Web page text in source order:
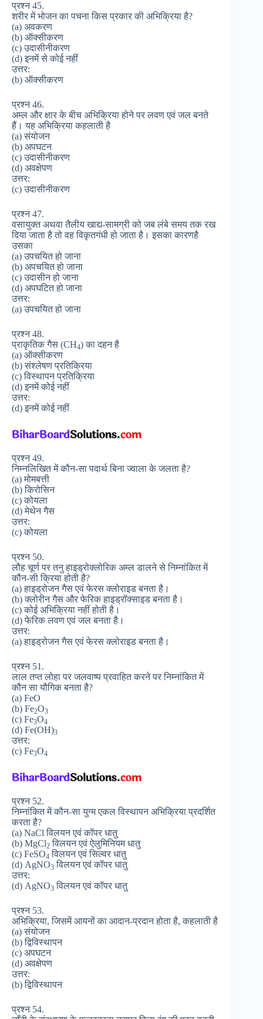
प्रश्न 45.
शरीर में भोजन का पचना किस प्रकार की अभिक्रिया है?
(a) अवकरण
(b) ऑक्सीकरण
(c) उदासीनीकरण
(d) इनमें से कोई नहीं
उत्तर:
(b) ऑक्सीकरण
प्रश्न 46.
अम्ल और क्षार के बीच अभिक्रिया होने पर लवण एवं जल बनते
हैं। यह अभिक्रिया कहलाती है
(a) संयोजन
(b) अपघटन
(c) उदासीनीकरण
(d) अवक्षेपण
उत्तर:
(c) उदासीनीकरण
प्रश्न 47.
वसायुक्त अथवा तैलीय खाद्य-सामग्री को जब लंबे समय तक रख
दिया जाता है तो वह विकृतगंधी हो जाता है। इसका कारणहै
उसका
(a) उपचयित हो जाना
(b) अपचयित हो जाना
(c) उदासीन हो जाना
(d) अपघटित हो जाना
उत्तर:
(a) उपचयित हो जाना
प्रश्न 48.
प्राकृतिक गैस (CH4) का दहन है
(a) ऑक्सीकरण
(b) संश्लेषण प्रतिक्रिया
(c) विस्थापन प्रतिक्रिया
(d) इनमें कोई नहीं
उत्तर:
(d) इनमें कोई नहीं
प्रश्न 49.
निम्नलिखित में कौन-सा पदार्थ बिना ज्वाला के जलता है?
(a) मोमबत्ती
(b) किरोसिन
(c) कोयला
(d) मेथेन गैस
उत्तर:
(c) कोयला
प्रश्न 50.
लौह चूर्ण पर तनु हाइड्रोक्लोरिक अम्ल डालने से निम्नांकित में
कौन-सी क्रिया होती है?
(a) हाइड्रोजन गैस एवं फेरस क्लोराइड बनता है।
(b) क्लोरीन गैस और फेरिक हाइड्रॉक्साइड बनता है।
(c) कोई अभिक्रिया नहीं होती है।
(d) फेरिक लवण एवं जल बनता है।
उत्तर:
(a) हाइड्रोजन गैस एवं फेरस क्लोराइड बनता है।
प्रश्न 51.
लाल तप्त लोहा पर जलवाष्प प्रवाहित करने पर निम्नांकित में
कौन सा यौगिक बनता है?
(a) FeO
(b) Fe2O3
(c) Fe3O4
(d) Fe(OH)3
उत्तर:
(c) Fe3O4
प्रश्न 52.
निम्नांकित में कौन-सा युग्म एकल विस्थापन अभिक्रिया प्रदर्शित
करता है?
(a) NaCl विलयन एवं कॉपर धातु
(b) MgCl2 विलयन एवं ऐलुमिनियम धातु
(c) FeSO4 विलयन एवं सिल्वर धातु
(d) AgNO3 विलयन एवं कॉपर धातु
उत्तर:
(d) AgNO3 विलयन एवं कॉपर धातु
प्रश्न 53.
अभिक्रिया, जिसमें आयनों का आदान-प्रदान होता है, कहलाती है
(a) संयोजन
(b) द्विविस्थापन
(c) अपघटन
(d) अवक्षेपण
उत्तर:
(b) द्विविस्थापन
प्रश्न 54.